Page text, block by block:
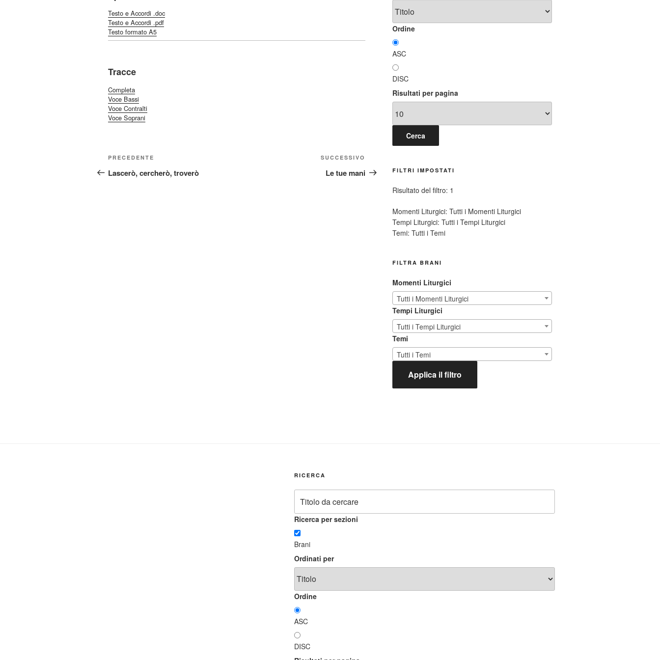
Testo e Accordi .doc
Testo e Accordi .pdf
Testo formato A5
Tracce
Completa
Voce Bassi
Voce Contralti
Voce Soprani
Navigazione
articoli
Articolo
precedente:
PRECEDENTE
Lascerò, cercherò, troverò
successivo
SUCCESSIVO
Le tue mani
Ordine
ASC
DISC
Risultati per pagina
FILTRI IMPOSTATI
Risultato del filtro: 1
Momenti Liturgici: Tutti i Momenti Liturgici
Tempi Liturgici: Tutti i Tempi Liturgici
Temi: Tutti i Temi
FILTRA BRANI
Momenti Liturgici
Tutti i Momenti Liturgici
Tempi Liturgici
Tutti i Tempi Liturgici
Temi
Tutti i Temi
Applica il filtro
RICERCA
Ricerca per sezioni
Brani
Ordinati per
Ordine
ASC
DISC